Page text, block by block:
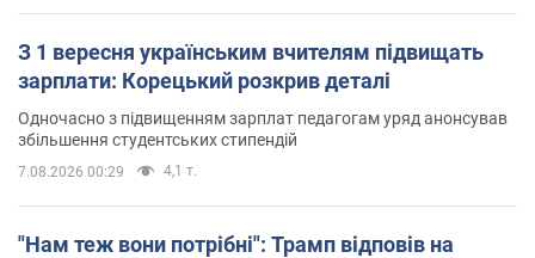
З 1 вересня українським вчителям підвищать
зарплати: Корецький розкрив деталі
Одночасно з підвищенням зарплат педагогам уряд анонсував
збільшення студентських стипендій
7.08.2026 00:29 4,1 т.
"Нам теж вони потрібні": Трамп відповів на